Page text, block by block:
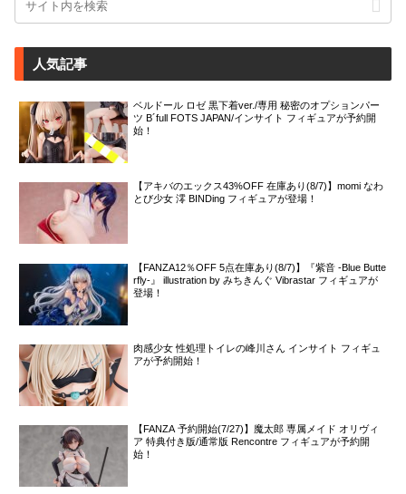
人気記事
ベルドール ロゼ 黒下着ver./専用 秘密のオプションパー
ツ B´full FOTS JAPAN/インサイト フィギュアが予約開
始！
【アキバのエックス43%OFF 在庫あり(8/7)】momi なわ
とび少女 澪 BINDing フィギュアが登場！
【FANZA12％OFF 5点在庫あり(8/7)】『紫音 -Blue Butte
rfly-』 illustration by みちきんぐ Vibrastar フィギュアが
登場！
肉感少女 性処理トイレの峰川さん インサイト フィギュ
アが予約開始！
【FANZA 予約開始(7/27)】魔太郎 専属メイド オリヴィ
ア 特典付き版/通常版 Rencontre フィギュアが予約開
始！